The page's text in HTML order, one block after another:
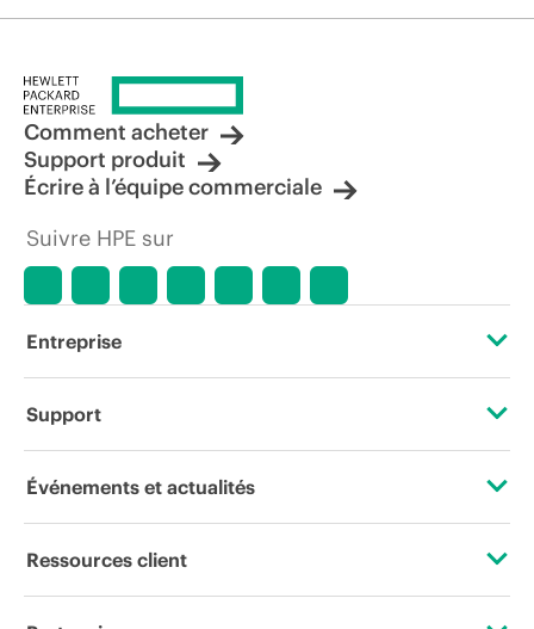
Comment acheter
Support produit
Écrire à l’équipe commerciale
Suivre HPE sur
Entreprise
À propos de HPE
Responsabilité d’entreprise
Support
Services d’assistance opérationnelle (OSS)
Événements et actualités
Événements
Ressources client
Nous contacter